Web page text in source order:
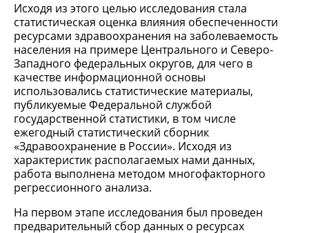
Исходя из этого целью исследования стала
статистическая оценка влияния обеспеченности
ресурсами здравоохранения на заболеваемость
населения на примере Центрального и Северо-
Западного федеральных округов, для чего в
качестве информационной основы
использовались статистические материалы,
публикуемые Федеральной службой
государственной статистики, в том числе
ежегодный статистический сборник
«Здравоохранение в России». Исходя из
характеристик располагаемых нами данных,
работа выполнена методом многофакторного
регрессионного анализа.
На первом этапе исследования был проведен
предварительный сбор данных о ресурсах